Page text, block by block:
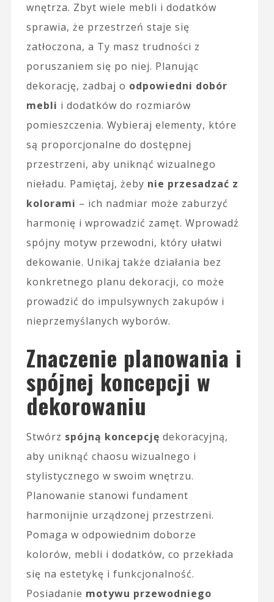
wnętrza. Zbyt wiele mebli i dodatków
sprawia, że przestrzeń staje się
zatłoczona, a Ty masz trudności z
poruszaniem się po niej. Planując
dekorację, zadbaj o odpowiedni dobór
mebli i dodatków do rozmiarów
pomieszczenia. Wybieraj elementy, które
są proporcjonalne do dostępnej
przestrzeni, aby uniknąć wizualnego
nieładu. Pamiętaj, żeby nie przesadzać z
kolorami – ich nadmiar może zaburzyć
harmonię i wprowadzić zamęt. Wprowadź
spójny motyw przewodni, który ułatwi
dekowanie. Unikaj także działania bez
konkretnego planu dekoracji, co może
prowadzić do impulsywnych zakupów i
nieprzemyślanych wyborów.
Znaczenie planowania i
spójnej koncepcji w
dekorowaniu
Stwórz spójną koncepcję dekoracyjną,
aby uniknąć chaosu wizualnego i
stylistycznego w swoim wnętrzu.
Planowanie stanowi fundament
harmonijnie urządzonej przestrzeni.
Pomaga w odpowiednim doborze
kolorów, mebli i dodatków, co przekłada
się na estetykę i funkcjonalność.
Posiadanie motywu przewodniego